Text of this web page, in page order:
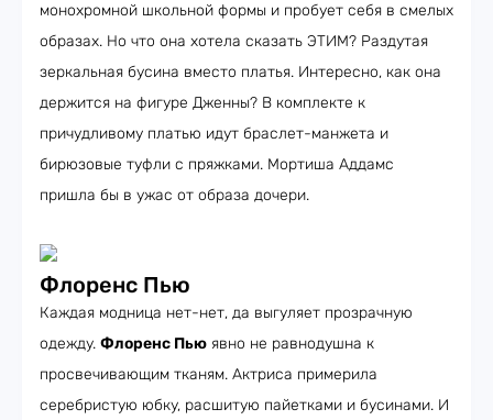
монохромной школьной формы и пробует себя в смелых
образах. Но что она хотела сказать ЭТИМ? Раздутая
зеркальная бусина вместо платья. Интересно, как она
держится на фигуре Дженны? В комплекте к
причудливому платью идут браслет-манжета и
бирюзовые туфли с пряжками. Мортиша Аддамс
пришла бы в ужас от образа дочери.
Флоренс Пью
Каждая модница нет-нет, да выгуляет прозрачную
одежду. Флоренс Пью явно не равнодушна к
просвечивающим тканям. Актриса примерила
серебристую юбку, расшитую пайетками и бусинами. И